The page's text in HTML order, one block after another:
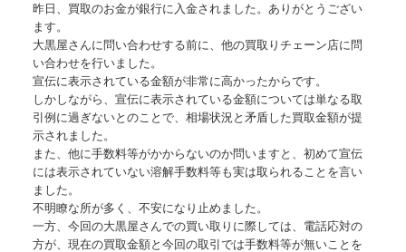
昨日、買取のお金が銀行に入金されました。ありがとうござい
ます。
大黒屋さんに問い合わせする前に、他の買取りチェーン店に問
い合わせを行いました。
宣伝に表示されている金額が非常に高かったからです。
しかしながら、宣伝に表示されている金額については単なる取
引例に過ぎないとのことで、相場状況と矛盾した買取金額が提
示されました。
また、他に手数料等がかからないのか問いますと、初めて宣伝
には表示されていない溶解手数料等も実は取られることを言い
ました。
不明瞭な所が多く、不安になり止めました。
一方、今回の大黒屋さんでの買い取りに際しては、電話応対の
方が、現在の買取金額と今回の取引では手数料等が無いことを